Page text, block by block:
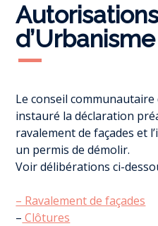
d’Urbanisme
Le conseil
instauré la déclaration
ravalement de façades et
un permis de démolir.
Voir délibérations ci-
– Ravalement de façades
– Clôtures